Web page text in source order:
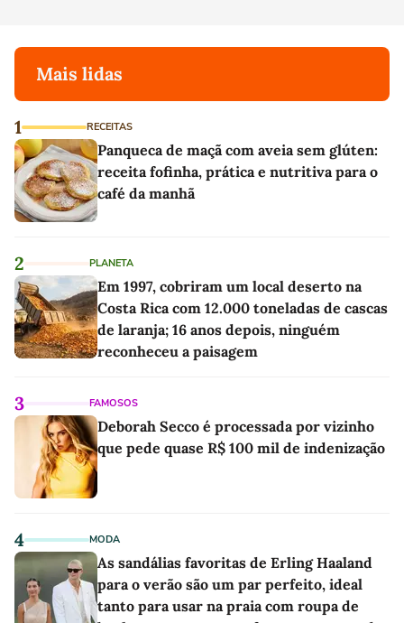
Mais lidas
1 RECEITAS
Panqueca de maçã com aveia sem glúten:
receita fofinha, prática e nutritiva para o
café da manhã
2 PLANETA
Em 1997, cobriram um local deserto na
Costa Rica com 12.000 toneladas de cascas
de laranja; 16 anos depois, ninguém
reconheceu a paisagem
3 FAMOSOS
Deborah Secco é processada por vizinho
que pede quase R$ 100 mil de indenização
4 MODA
As sandálias favoritas de Erling Haaland
para o verão são um par perfeito, ideal
tanto para usar na praia com roupa de